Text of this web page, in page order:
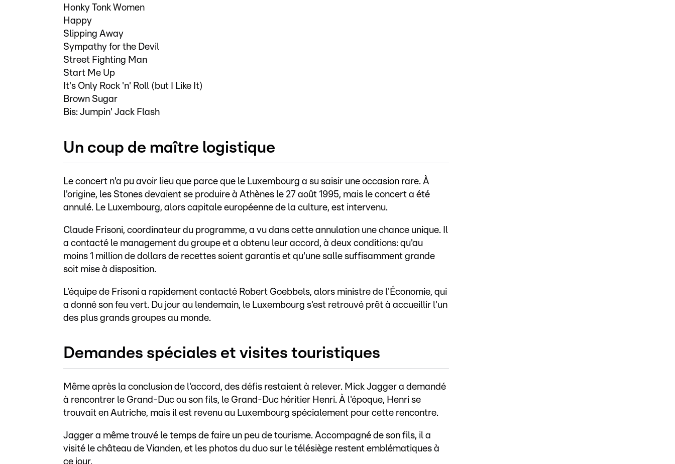
Honky Tonk Women
Happy
Slipping Away
Sympathy for the Devil
Street Fighting Man
Start Me Up
It's Only Rock 'n' Roll (but I Like It)
Brown Sugar
Bis: Jumpin' Jack Flash
Un coup de maître logistique
Le concert n'a pu avoir lieu que parce que le Luxembourg a su saisir une occasion rare. À
l'origine, les Stones devaient se produire à Athènes le 27 août 1995, mais le concert a été
annulé. Le Luxembourg, alors capitale européenne de la culture, est intervenu.
Claude Frisoni, coordinateur du programme, a vu dans cette annulation une chance unique. Il
a contacté le management du groupe et a obtenu leur accord, à deux conditions: qu'au
moins 1 million de dollars de recettes soient garantis et qu'une salle suffisamment grande
soit mise à disposition.
L'équipe de Frisoni a rapidement contacté Robert Goebbels, alors ministre de l'Économie, qui
a donné son feu vert. Du jour au lendemain, le Luxembourg s'est retrouvé prêt à accueillir l'un
des plus grands groupes au monde.
Demandes spéciales et visites touristiques
Même après la conclusion de l'accord, des défis restaient à relever. Mick Jagger a demandé
à rencontrer le Grand-Duc ou son fils, le Grand-Duc héritier Henri. À l'époque, Henri se
trouvait en Autriche, mais il est revenu au Luxembourg spécialement pour cette rencontre.
Jagger a même trouvé le temps de faire un peu de tourisme. Accompagné de son fils, il a
visité le château de Vianden, et les photos du duo sur le télésiège restent emblématiques à
ce jour.